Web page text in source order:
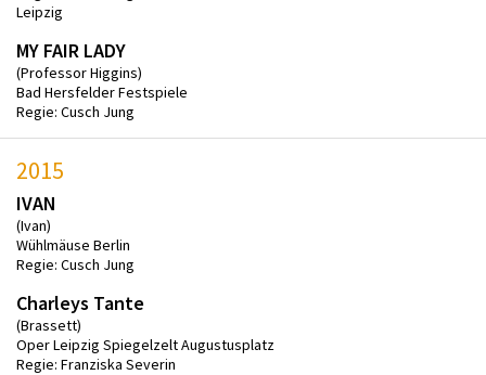
Leipzig
MY FAIR LADY
(Professor Higgins)
Bad Hersfelder Festspiele
Regie: Cusch Jung
2015
IVAN
(Ivan)
Wühlmäuse Berlin
Regie: Cusch Jung
Charleys Tante
(Brassett)
Oper Leipzig Spiegelzelt Augustusplatz
Regie: Franziska Severin